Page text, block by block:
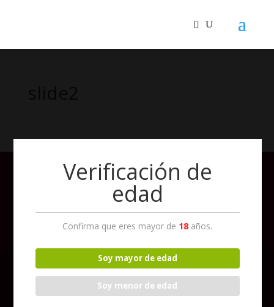
© Nueva creada en Diciembre 2022-
Verificación de
edad
Confirma que eres mayor de 18 años.
Soy mayor de edad
Soy menor de edad